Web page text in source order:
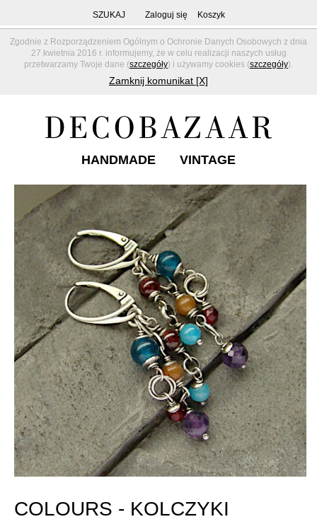
Zgodnie z Rozporządzeniem Ogólnym o Ochronie Danych Osobowych z dnia
27 kwietnia 2016 r. informujemy, że w celu realizacji naszych usług
przetwarzamy Twoje dane (szczegóły) i używamy cookies (szczegóły).
Zamknij komunikat [X]
SZUKAJ Zaloguj się Koszyk
HANDMADE VINTAGE
COLOURS - KOLCZYKI